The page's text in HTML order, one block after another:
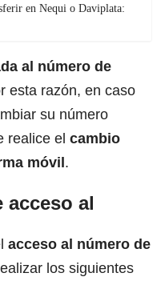
en Nequi o Daviplata:
al número de
esta razón, en caso
su número
realice el cambio
móvil.
acceso al
acceso al número de
los siguientes